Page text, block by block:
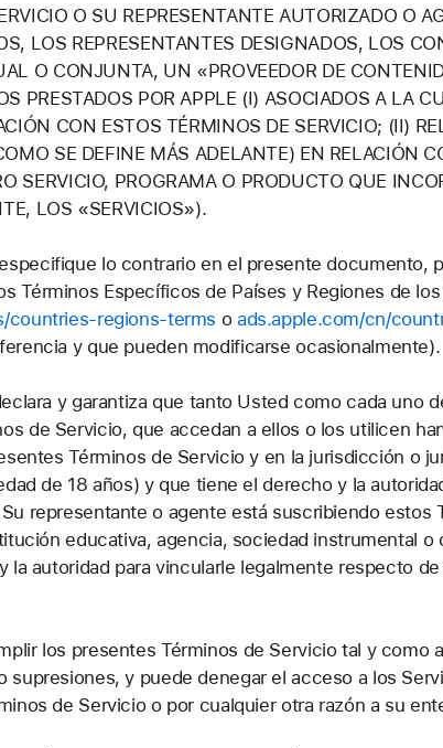
O SU REPRESENTANTE AUTORIZADO O
LOS REPRESENTANTES DESIGNADOS, LOS
O CONJUNTA, UN «PROVEEDOR DE
PRESTADOS POR APPLE (I) ASOCIADOS A LA
CON ESTOS TÉRMINOS DE SERVICIO; (II)
SE DEFINE MÁS ADELANTE) EN RELACIÓN
SERVICIO, PROGRAMA O PRODUCTO QUE
LOS «SERVICIOS»).
lo contrario en el presente documento,
Términos Específicos de Países y Regiones de
countries-regions-terms o ads.apple.com/cn/
y que pueden modificarse ocasionalmente).
y garantiza que tanto Usted como cada uno
de Servicio, que accedan a ellos o los utilicen
Términos de Servicio y en la jurisdicción o
de 18 años) y que tiene el derecho y la
representante o agente está suscribiendo
educativa, agencia, sociedad instrumental
la autoridad para vincularle legalmente respecto
los presentes Términos de Servicio tal y como
supresiones, y puede denegar el acceso a los
de Servicio o por cualquier otra razón a su